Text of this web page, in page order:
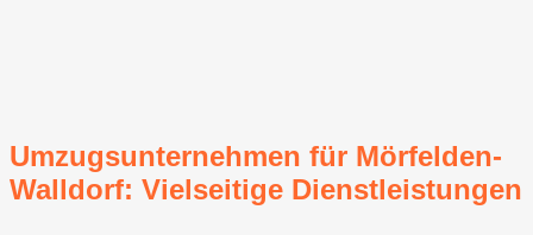
Umzugsunternehmen für Mörfelden-
Walldorf⁠: Vielseitige Dienstleistungen